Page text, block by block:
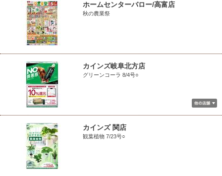
ホームセンターバロー/高富店
秋の農業祭
カインズ岐阜北方店
グリーンコーラ 8/4号○
カインズ 関店
観葉植物 7/23号○